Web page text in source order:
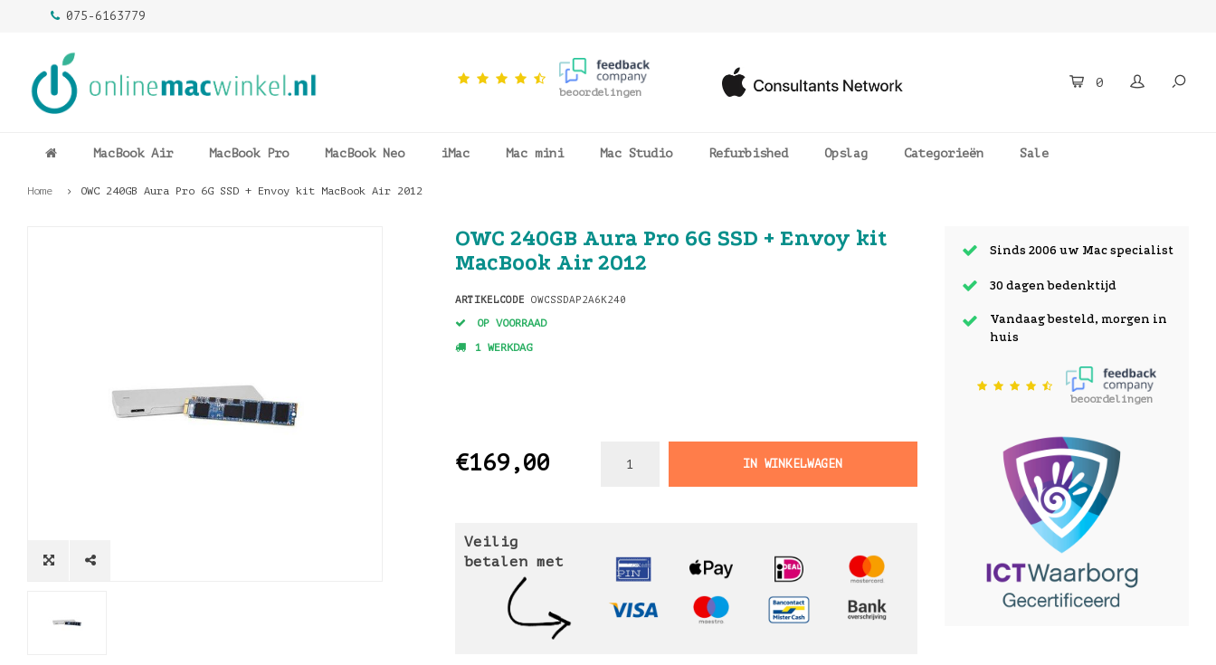
075-6163779
beoordelingen
0
MacBook Air MacBook Pro MacBook Neo iMac Mac mini Mac Studio Refurbished Opslag Categorieën Sale
Home OWC 240GB Aura Pro 6G SSD + Envoy kit MacBook Air 2012
OWC 240GB Aura Pro 6G SSD + Envoy kit
MacBook Air 2012
ARTIKELCODE OWCSSDAP2A6K240
OP VOORRAAD
1 WERKDAG
€169,00 IN WINKELWAGEN
Veilig
betalen met
Sinds 2006 uw Mac specialist
30 dagen bedenktijd
Vandaag besteld, morgen in
huis
beoordelingen